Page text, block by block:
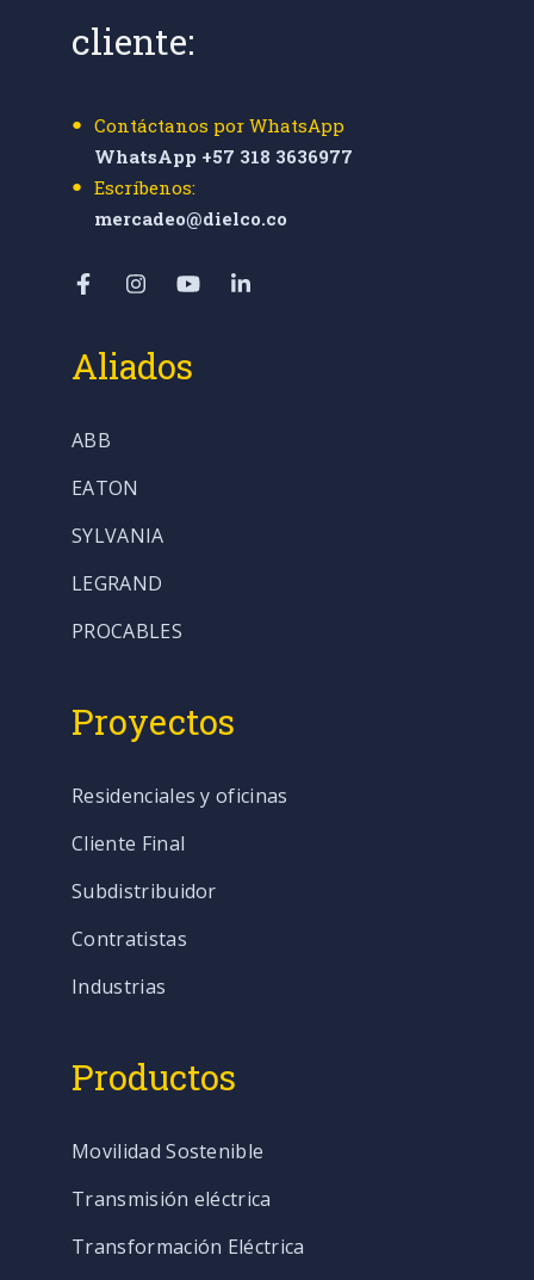
cliente:
Contáctanos por WhatsApp
WhatsApp +57 318 3636977
Escríbenos:
mercadeo@dielco.co
Aliados
ABB
EATON
SYLVANIA
LEGRAND
PROCABLES
Proyectos
Residenciales y oficinas
Cliente Final
Subdistribuidor
Contratistas
Industrias
Productos
Movilidad Sostenible
Transmisión eléctrica
Transformación Eléctrica